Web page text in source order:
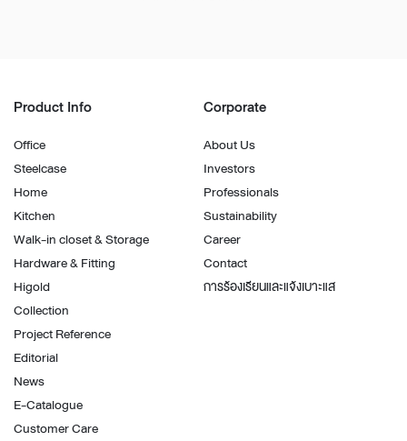
Product Info
Office
Steelcase
Home
Kitchen
Walk-in closet & Storage
Hardware & Fitting
Higold
Collection
Project Reference
Editorial
News
E-Catalogue
Customer Care
Corporate
About Us
Investors
Professionals
Sustainability
Career
Contact
การร้องเรียนและแจ้งเบาะแส